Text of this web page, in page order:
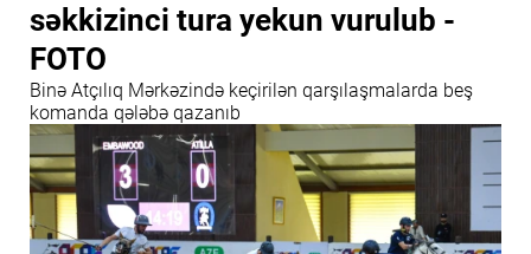
səkkizinci tura yekun vurulub -
FOTO
Binə Atçılıq Mərkəzində keçirilən qarşılaşmalarda beş
komanda qələbə qazanıb